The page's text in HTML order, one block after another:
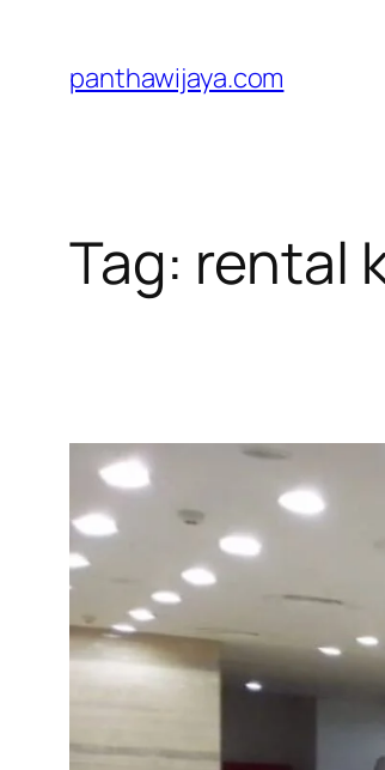
konten
panthawijaya.com
Tag: rental